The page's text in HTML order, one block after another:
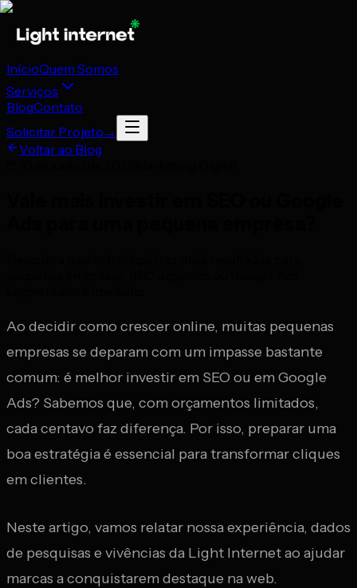
InícioQuem Somos
Serviços
BlogContato
Solicitar Projeto →
Voltar ao Blog
Ao decidir como crescer online, muitas pequenas
empresas se deparam com um impasse bastante
comum: é melhor investir em SEO ou em Google
Ads? Sabemos que, com orçamentos limitados,
cada centavo faz diferença. Por isso, preparar uma
boa estratégia é essencial para transformar cliques
em clientes.
Neste artigo, vamos relatar nossa experiência, dados
de pesquisas e vivências da Light Internet ao ajudar
marcas a conquistarem destaque na web.